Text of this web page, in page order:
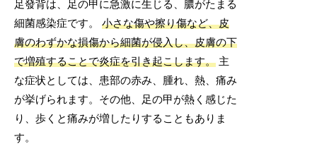
足發背は、足の甲に急激に生じる、膿がたまる
細菌感染症です。小さな傷や擦り傷など、皮
膚のわずかな損傷から細菌が侵入し、皮膚の下
で増殖することで炎症を引き起こします。 主
な症状としては、患部の赤み、腫れ、熱、痛み
が挙げられます。その他、足の甲が熱く感じた
り、歩くと痛みが増したりすることもありま
す。